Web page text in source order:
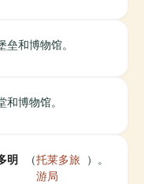
垒和博物馆。
博物馆。
明
（托莱多旅
游局
）。